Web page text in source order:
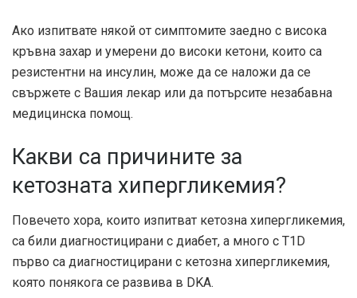
Ако изпитвате някой от симптомите заедно с висока
кръвна захар и умерени до високи кетони, които са
резистентни на инсулин, може да се наложи да се
свържете с Вашия лекар или да потърсите незабавна
медицинска помощ.
Какви са причините за
кетозната хипергликемия?
Повечето хора, които изпитват кетозна хипергликемия,
са били диагностицирани с диабет, а много с T1D
първо са диагностицирани с кетозна хипергликемия,
която понякога се развива в DKA.